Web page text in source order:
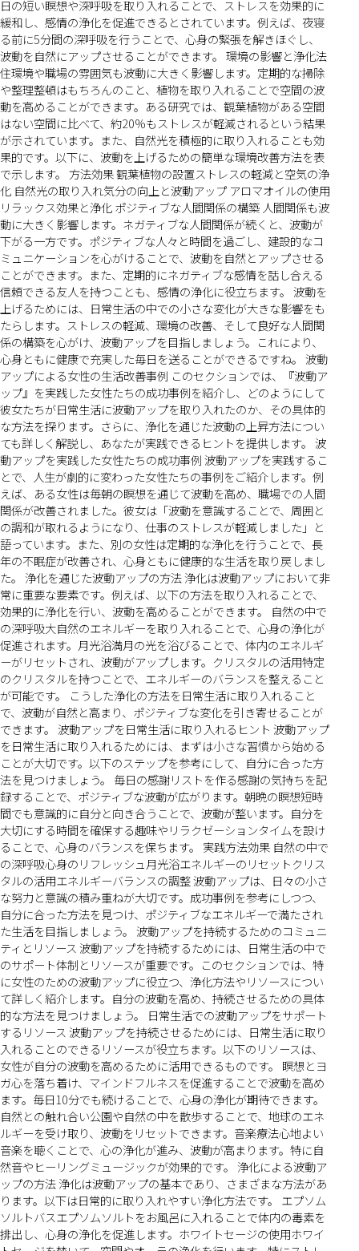
日の短い瞑想や深呼吸を取り入れることで、ストレスを効果的に
緩和し、感情の浄化を促進できるとされています。例えば、夜寝
る前に5分間の深呼吸を行うことで、心身の緊張を解きほぐし、
波動を自然にアップさせることができます。 環境の影響と浄化法
住環境や職場の雰囲気も波動に大きく影響します。定期的な掃除
や整理整頓はもちろんのこと、植物を取り入れることで空間の波
動を高めることができます。ある研究では、観葉植物がある空間
はない空間に比べて、約20%もストレスが軽減されるという結果
が示されています。また、自然光を積極的に取り入れることも効
果的です。以下に、波動を上げるための簡単な環境改善方法を表
で示します。 方法効果 観葉植物の設置ストレスの軽減と空気の浄
化 自然光の取り入れ気分の向上と波動アップ アロマオイルの使用
リラックス効果と浄化 ポジティブな人間関係の構築 人間関係も波
動に大きく影響します。ネガティブな人間関係が続くと、波動が
下がる一方です。ポジティブな人々と時間を過ごし、建設的なコ
ミュニケーションを心がけることで、波動を自然とアップさせる
ことができます。また、定期的にネガティブな感情を話し合える
信頼できる友人を持つことも、感情の浄化に役立ちます。 波動を
上げるためには、日常生活の中での小さな変化が大きな影響をも
たらします。ストレスの軽減、環境の改善、そして良好な人間関
係の構築を心がけ、波動アップを目指しましょう。これにより、
心身ともに健康で充実した毎日を送ることができるですね。 波動
アップによる女性の生活改善事例 このセクションでは、『波動ア
ップ』を実践した女性たちの成功事例を紹介し、どのようにして
彼女たちが日常生活に波動アップを取り入れたのか、その具体的
な方法を探ります。さらに、浄化を通じた波動の上昇方法につい
ても詳しく解説し、あなたが実践できるヒントを提供します。 波
動アップを実践した女性たちの成功事例 波動アップを実践するこ
とで、人生が劇的に変わった女性たちの事例をご紹介します。例
えば、ある女性は毎朝の瞑想を通じて波動を高め、職場での人間
関係が改善されました。彼女は「波動を意識することで、周囲と
の調和が取れるようになり、仕事のストレスが軽減しました」と
語っています。また、別の女性は定期的な浄化を行うことで、長
年の不眠症が改善され、心身ともに健康的な生活を取り戻しまし
た。 浄化を通じた波動アップの方法 浄化は波動アップにおいて非
常に重要な要素です。例えば、以下の方法を取り入れることで、
効果的に浄化を行い、波動を高めることができます。 自然の中で
の深呼吸大自然のエネルギーを取り入れることで、心身の浄化が
促進されます。月光浴満月の光を浴びることで、体内のエネルギ
ーがリセットされ、波動がアップします。クリスタルの活用特定
のクリスタルを持つことで、エネルギーのバランスを整えること
が可能です。 こうした浄化の方法を日常生活に取り入れること
で、波動が自然と高まり、ポジティブな変化を引き寄せることが
できます。 波動アップを日常生活に取り入れるヒント 波動アップ
を日常生活に取り入れるためには、まずは小さな習慣から始める
ことが大切です。以下のステップを参考にして、自分に合った方
法を見つけましょう。 毎日の感謝リストを作る感謝の気持ちを記
録することで、ポジティブな波動が広がります。朝晩の瞑想短時
間でも意識的に自分と向き合うことで、波動が整います。自分を
大切にする時間を確保する趣味やリラクゼーションタイムを設け
ることで、心身のバランスを保ちます。 実践方法効果 自然の中で
の深呼吸心身のリフレッシュ月光浴エネルギーのリセットクリス
タルの活用エネルギーバランスの調整 波動アップは、日々の小さ
な努力と意識の積み重ねが大切です。成功事例を参考にしつつ、
自分に合った方法を見つけ、ポジティブなエネルギーで満たされ
た生活を目指しましょう。 波動アップを持続するためのコミュニ
ティとリソース 波動アップを持続するためには、日常生活の中で
のサポート体制とリソースが重要です。このセクションでは、特
に女性のための波動アップに役立つ、浄化方法やリソースについ
て詳しく紹介します。自分の波動を高め、持続させるための具体
的な方法を見つけましょう。 日常生活での波動アップをサポート
するリソース 波動アップを持続させるためには、日常生活に取り
入れることのできるリソースが役立ちます。以下のリソースは、
女性が自分の波動を高めるために活用できるものです。 瞑想とヨ
ガ心を落ち着け、マインドフルネスを促進することで波動を高め
ます。毎日10分でも続けることで、心身の浄化が期待できます。
自然との触れ合い公園や自然の中を散歩することで、地球のエネ
ルギーを受け取り、波動をリセットできます。音楽療法心地よい
音楽を聴くことで、心の浄化が進み、波動が高まります。特に自
然音やヒーリングミュージックが効果的です。 浄化による波動ア
ップの方法 浄化は波動アップの基本であり、さまざまな方法があ
ります。以下は日常的に取り入れやすい浄化方法です。 エプソム
ソルトバスエプソムソルトをお風呂に入れることで体内の毒素を
排出し、心身の浄化を促進します。ホワイトセージの使用ホワイ